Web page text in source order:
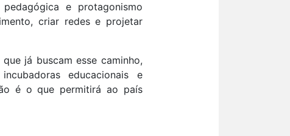
e protagonismo
criar redes e projetar
já buscam esse caminho,
educacionais e
é o que permitirá ao país